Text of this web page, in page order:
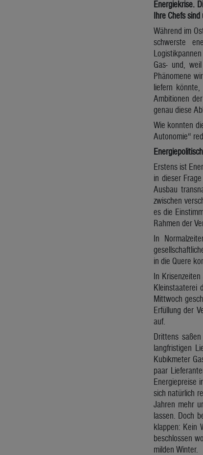
Energiekrise.
Ihre Chefs
Während im
schwerste
Gas- und,
Phänomene
liefern
Ambitionen
genau diese
Wie konnten
Autonomie“
Erstens ist
in dieser
Ausbau
zwischen
es die
Rahmen der
In
in die Quere
In
Kleinstaaterei
Mittwoch
Erfüllung der
auf.
Drittens
langfristigen
Kubikmeter
paar
Energiepreise
sich natürlich
Jahren mehr
lassen. Doch
klappen: Kein
beschlossen
milden Winter.